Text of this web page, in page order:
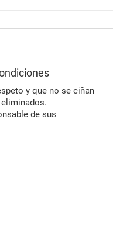
y que no se ciñan
de sus